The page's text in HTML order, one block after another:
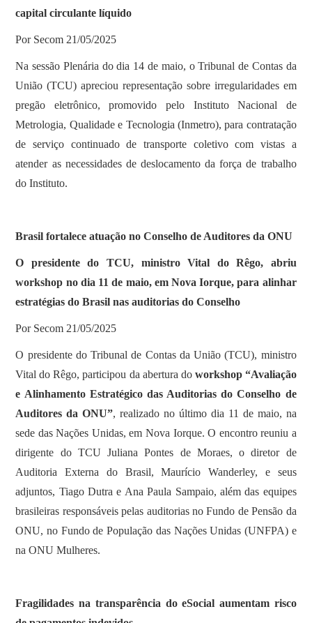
capital circulante líquido
Por Secom 21/05/2025
Na sessão Plenária do dia 14 de maio, o Tribunal de Contas da
União (TCU) apreciou representação sobre irregularidades em
pregão eletrônico, promovido pelo Instituto Nacional de
Metrologia, Qualidade e Tecnologia (Inmetro), para contratação
de serviço continuado de transporte coletivo com vistas a
atender as necessidades de deslocamento da força de trabalho
do Instituto.
Brasil fortalece atuação no Conselho de Auditores da ONU
O presidente do TCU, ministro Vital do Rêgo, abriu
workshop no dia 11 de maio, em Nova Iorque, para alinhar
estratégias do Brasil nas auditorias do Conselho
Por Secom 21/05/2025
O presidente do Tribunal de Contas da União (TCU), ministro
Vital do Rêgo, participou da abertura do workshop “Avaliação
e Alinhamento Estratégico das Auditorias do Conselho de
Auditores da ONU”, realizado no último dia 11 de maio, na
sede das Nações Unidas, em Nova Iorque. O encontro reuniu a
dirigente do TCU Juliana Pontes de Moraes, o diretor de
Auditoria Externa do Brasil, Maurício Wanderley, e seus
adjuntos, Tiago Dutra e Ana Paula Sampaio, além das equipes
brasileiras responsáveis pelas auditorias no Fundo de Pensão da
ONU, no Fundo de População das Nações Unidas (UNFPA) e
na ONU Mulheres.
Fragilidades na transparência do eSocial aumentam risco